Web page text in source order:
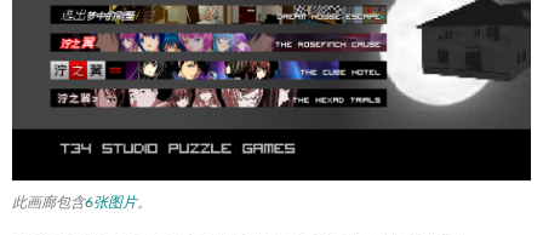
此画廊包含6张图片。